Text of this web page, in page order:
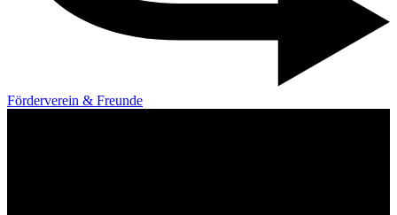
Förderverein & Freunde